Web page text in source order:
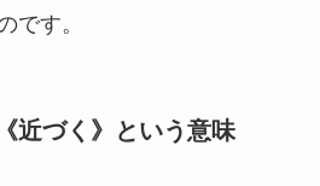
です。
近づく》という意味